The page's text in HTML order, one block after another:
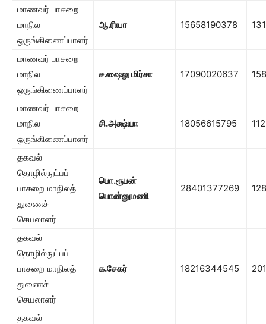
மாணவர் பாசறை
மாநில
ஒருங்கிணைப்பாளர்
ஆ.ரியா 15658190378 131
மாணவர் பாசறை
மாநில
ஒருங்கிணைப்பாளர்
ச.ஷைலு மிர்சா 17090020637 158
மாணவர் பாசறை
மாநில
ஒருங்கிணைப்பாளர்
சி.அக்ஷ்யா 18056615795 112
தகவல்
தொழில்நுட்பப்
பாசறை மாநிலத்
துணைச்
செயலாளர்
பொ.ரூபன்
பொன்னுமணி
28401377269 128
தகவல்
தொழில்நுட்பப்
பாசறை மாநிலத்
துணைச்
செயலாளர்
க.சேகர் 18216344545 201
தகவல்